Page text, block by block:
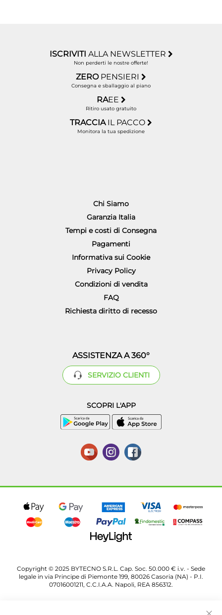
ISCRIVITI ALLA NEWSLETTER
Non perderti le nostre offerte!
ZERO PENSIERI
Consegna e sballaggio al piano
RAEE
Ritiro usato gratuito
TRACCIA IL PACCO
Monitora la tua spedizione
Chi Siamo
Garanzia Italia
Tempi e costi di Consegna
Pagamenti
Informativa sui Cookie
Privacy Policy
Condizioni di vendita
FAQ
Richiesta diritto di recesso
ASSISTENZA A 360°
SERVIZIO CLIENTI
SCOPRI L'APP
Copyright © 2025 BYTECNO S.R.L. Cap. Soc. 50.000 € i.v. - Sede
legale in via Principe di Piemonte 199, 80026 Casoria (NA) - P.I.
07016001211, C.C.I.A.A. Napoli, REA 856312.